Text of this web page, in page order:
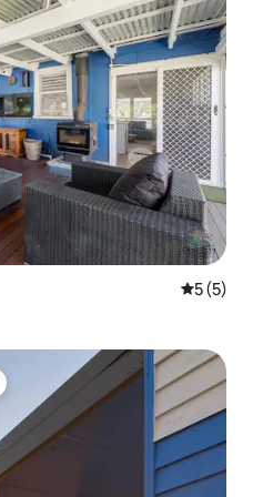
5 (5)
plus appréciés